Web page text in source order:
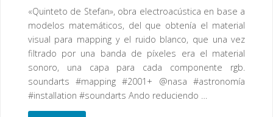
«Quinteto de Stefan», obra electroacústica en base a
modelos matemáticos, del que obtenía el material
visual para mapping y el ruido blanco, que una vez
filtrado por una banda de píxeles era el material
sonoro, una capa para cada componente rgb.
soundarts #mapping #2001+ @nasa #astronomía
#installation #soundarts Ando reduciendo …